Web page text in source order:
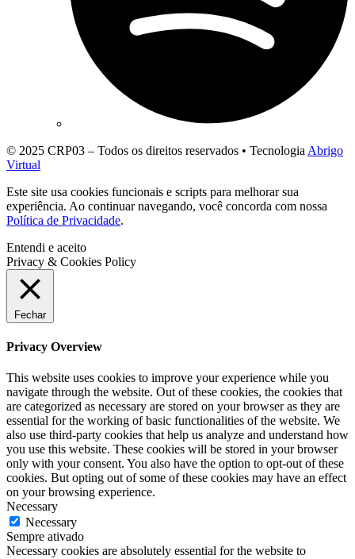
© 2025 CRP03 – Todos os direitos reservados • Tecnologia Abrigo
Virtual
Este site usa cookies funcionais e scripts para melhorar sua
experiência. Ao continuar navegando, você concorda com nossa
Política de Privacidade.
Entendi e aceito
Privacy & Cookies Policy
Fechar
Privacy Overview
This website uses cookies to improve your experience while you
navigate through the website. Out of these cookies, the cookies that
are categorized as necessary are stored on your browser as they are
essential for the working of basic functionalities of the website. We
also use third-party cookies that help us analyze and understand how
you use this website. These cookies will be stored in your browser
only with your consent. You also have the option to opt-out of these
cookies. But opting out of some of these cookies may have an effect
on your browsing experience.
Necessary
Necessary
Sempre ativado
Necessary cookies are absolutely essential for the website to